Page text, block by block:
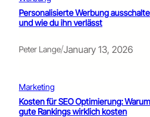
Personalisierte Werbung
und wie du ihn verlässt
Peter Lange/January 13, 2026
Marketing
Kosten für SEO Optimierung:
gute Rankings wirklich kosten